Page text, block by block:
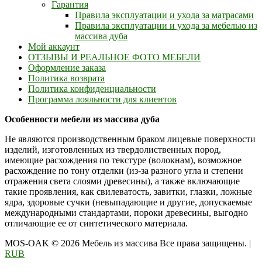
Гарантия
Правила эксплуатации и ухода за матрасами
Правила эксплуатации и ухода за мебелью из
массива дуба
Мой аккаунт
ОТЗЫВЫ И РЕАЛЬНОЕ ФОТО МЕБЕЛИ
Оформление заказа
Политика возврата
Политика конфиденциальности
Программа лояльности для клиентов
Особенности мебели из массива дуба
Не являются производственным браком лицевые поверхности
изделий, изготовленных из твердолиственных пород,
имеющие расхождения по текстуре (волокнам), возможное
расхождение по тону отделки (из-за разного угла и степени
отражения света слоями древесины), а также включающие
такие проявления, как свилеватость, завитки, глазки, ложные
ядра, здоровые сучки (невыпадающие и другие, допускаемые
международными стандартами, пороки древесины, выгодно
отличающие ее от синтетического материала.
MOS-OAK © 2026 Мебель из массива Все права защищены. |
RUB